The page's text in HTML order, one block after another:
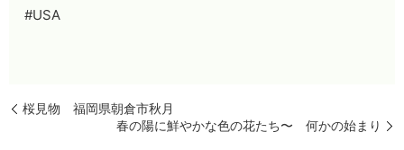
#USA
桜見物 福岡県朝倉市秋月
春の陽に鮮やかな色の花たち〜 何かの始まり